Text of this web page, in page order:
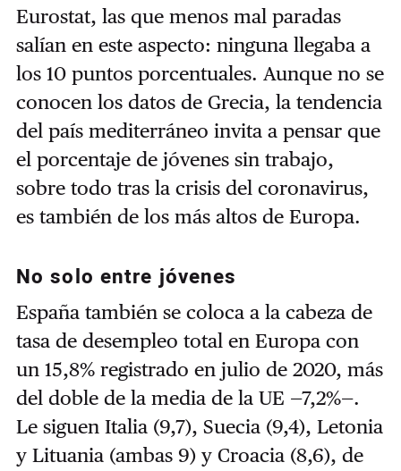
Eurostat, las que menos mal paradas
salían en este aspecto: ninguna llegaba a
los 10 puntos porcentuales. Aunque no se
conocen los datos de Grecia, la tendencia
del país mediterráneo invita a pensar que
el porcentaje de jóvenes sin trabajo,
sobre todo tras la crisis del coronavirus,
es también de los más altos de Europa.
No solo entre jóvenes
España también se coloca a la cabeza de
tasa de desempleo total en Europa con
un 15,8% registrado en julio de 2020, más
del doble de la media de la UE —7,2%—.
Le siguen Italia (9,7), Suecia (9,4), Letonia
y Lituania (ambas 9) y Croacia (8,6), de